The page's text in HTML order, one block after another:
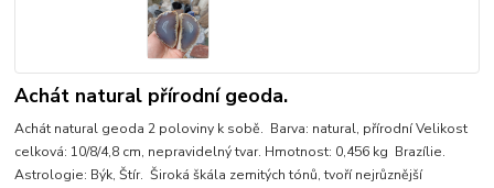
Achát natural přírodní geoda.
Achát natural geoda 2 poloviny k sobě. Barva: natural, přírodní Velikost
celková: 10/8/4,8 cm, nepravidelný tvar. Hmotnost: 0,456 kg Brazílie.
Astrologie: Býk, Štír. Široká škála zemitých tónů, tvoří nejrůznější